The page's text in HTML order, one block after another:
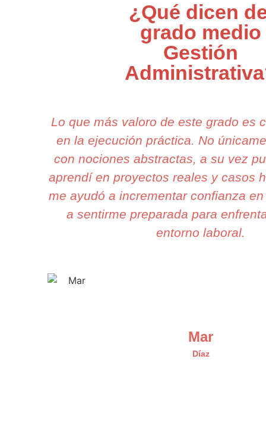
¿Qué dicen
grado medio
Gestión
Lo que más valoro de este grado es
en la ejecución práctica. No
con nociones abstractas, a su vez
aprendí en proyectos reales y casos
me ayudó a incrementar confianza
a sentirme preparada para
entorno laboral.
Mar
Díaz